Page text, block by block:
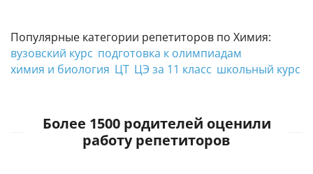
Популярные категории репетиторов по Химия:
вузовский курс подготовка к олимпиадам
химия и биология ЦТ ЦЭ за 11 класс школьный курс
Более 1500 родителей оценили
работу репетиторов